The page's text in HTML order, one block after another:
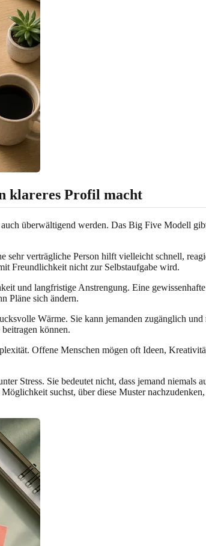
klareres Profil macht
überwältigend werden. Das Big Five Modell
verträgliche Person hilft vielleicht schnell,
Freundlichkeit nicht zur Selbstaufgabe wird.
und langfristige Anstrengung. Eine
Pläne sich ändern.
Wärme. Sie kann jemanden zugänglich
können.
Offene Menschen mögen oft Ideen,
Stress. Sie bedeutet nicht, dass jemand niemals
suchst, über diese Muster